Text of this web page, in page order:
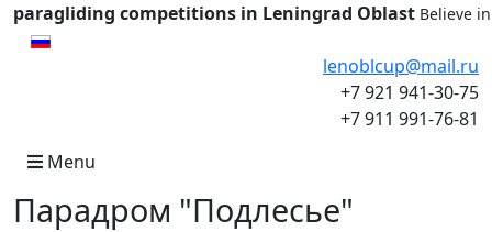
paragliding competitions in Leningrad Oblast Believe
Select your language
lenoblcup@mail.ru
+7 921 941-30-75
+7 911 991-76-81
Menu
Парадром "Подлесье"